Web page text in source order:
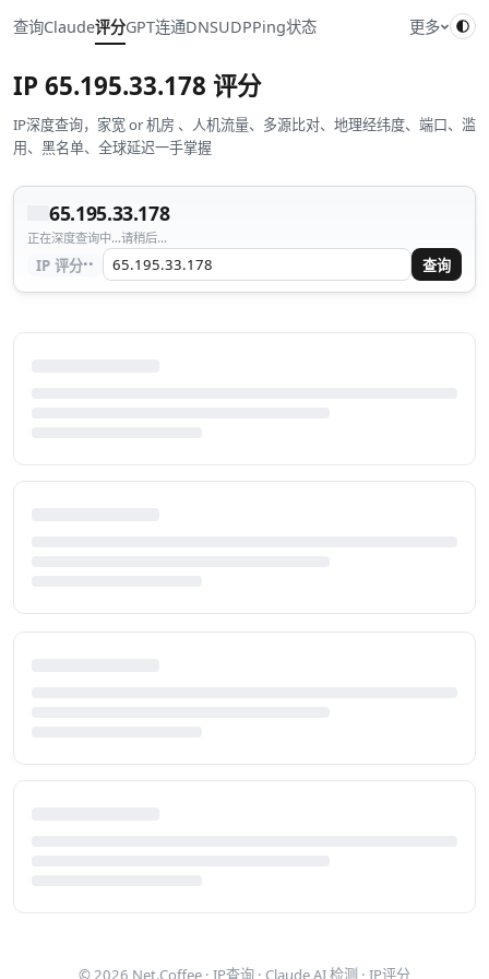
查询Claude评分GPT连通DNSUDPPing状态 更多
IP 65.195.33.178 评分
IP深度查询，家宽 or 机房 、人机流量、多源比对、地理经纬度、端口、滥
用、黑名单、全球延迟一手掌握
65.195.33.178
正在深度查询中...请稍后...
IP 评分·· 查询
© 2026 Net.Coffee · IP查询 · Claude AI 检测 · IP评分